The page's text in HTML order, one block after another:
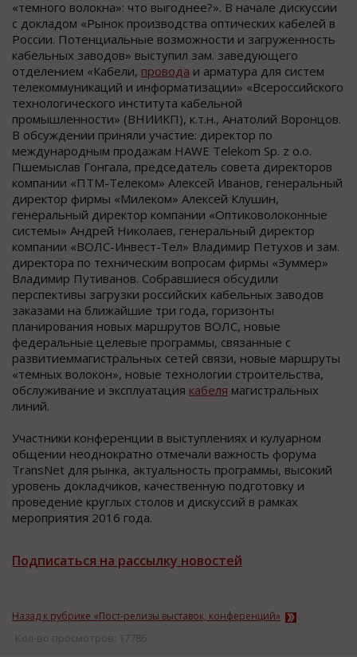
«темного волокна»: что выгоднее?». В начале дискуссии
с докладом «Рынок производства оптических кабелей в
России. Потенциальные возможности и загруженность
кабельных заводов» выступил зам. заведующего
отделением «Кабели, провода и арматура для систем
телекоммуникаций и информатизации» «Всероссийского
технологического института кабельной
промышленности» (ВНИИКП), к.т.н., Анатолий Воронцов.
В обсуждении приняли участие: директор по
международным продажам HAWE Telekom Sp. z o.o.
Пшемыслав Гонгала, председатель совета директоров
компании «ПТМ-Телеком» Алексей Иванов, генеральный
директор фирмы «Милеком» Алексей Клушин,
генеральный директор компании «Оптиковолоконные
системы» Андрей Николаев, генеральный директор
компании «ВОЛС-Инвест-Тел» Владимир Петухов и зам.
директора по техническим вопросам фирмы «Зуммер»
Владимир Путиванов. Собравшиеся обсудили
перспективы загрузки российских кабельных заводов
заказами на ближайшие три года, горизонты
планирования новых маршрутов ВОЛС, новые
федеральные целевые программы, связанные с
развитиеммагистральных сетей связи, новые маршруты
«темных волокон», новые технологии строительства,
обслуживание и эксплуатация кабеля магистральных
линий.
Участники конференции в выступлениях и кулуарном
общении неоднократно отмечали важность форума
TransNet для рынка, актуальность программы, высокий
уровень докладчиков, качественную подготовку и
проведение круглых столов и дискуссий в рамках
мероприятия 2016 года.
Подписаться на рассылку новостей
Назад к рубрике «Пост-релизы выставок, конференций»
Кол-во просмотров: 17786